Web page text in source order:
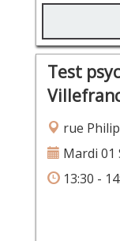
Test
rue
Mardi 01
13:30 -